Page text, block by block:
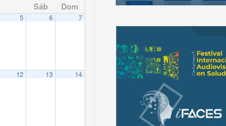
Sáb Dom
5 6 7
12 13 14